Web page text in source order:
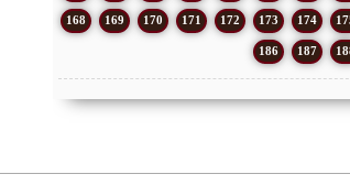
168 169 170 171 172 173 174
186 187